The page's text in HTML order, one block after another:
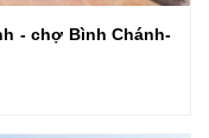
- chợ Bình Chánh-